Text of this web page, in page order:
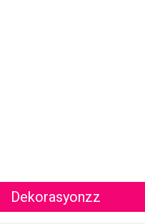
Dekorasyonzz